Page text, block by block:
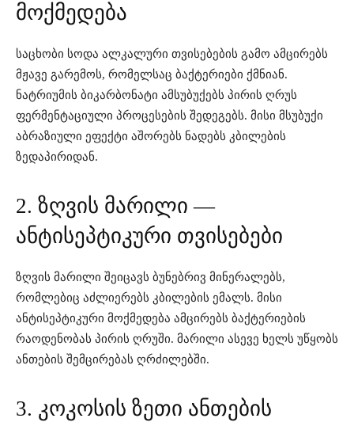
მოქმედება
საცხობი სოდა ალკალური თვისებების გამო ამცირებს
მჟავე გარემოს, რომელსაც ბაქტერიები ქმნიან.
ნატრიუმის ბიკარბონატი ამსუბუქებს პირის ღრუს
ფერმენტაციული პროცესების შედეგებს. მისი მსუბუქი
აბრაზიული ეფექტი აშორებს ნადებს კბილების
ზედაპირიდან.
2. ზღვის მარილი —
ანტისეპტიკური თვისებები
ზღვის მარილი შეიცავს ბუნებრივ მინერალებს,
რომლებიც აძლიერებს კბილების ემალს. მისი
ანტისეპტიკური მოქმედება ამცირებს ბაქტერიების
რაოდენობას პირის ღრუში. მარილი ასევე ხელს უწყობს
ანთების შემცირებას ღრძილებში.
3. კოკოსის ზეთი ანთების